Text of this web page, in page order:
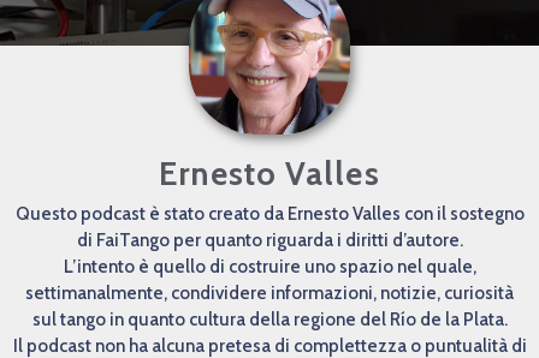
Ernesto Valles
Questo podcast è stato creato da Ernesto Valles con il sostegno
di FaiTango per quanto riguarda i diritti d’autore.
L’intento è quello di costruire uno spazio nel quale,
settimanalmente, condividere informazioni, notizie, curiosità
sul tango in quanto cultura della regione del Río de la Plata.
Il podcast non ha alcuna pretesa di complettezza o puntualità di